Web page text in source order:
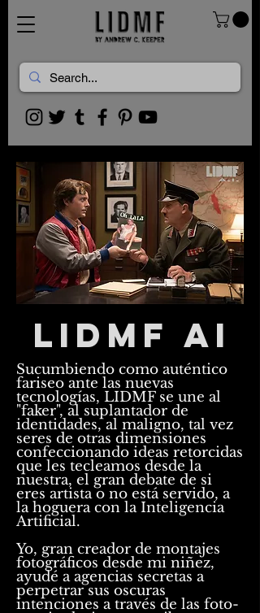
lidmf ai
Sucumbiendo como auténtico
fariseo ante las nuevas
tecnologías, LIDMF se une al
"faker", al suplantador de
identidades, al maligno, tal vez
seres de otras dimensiones
confeccionando ideas retorcidas
que les tecleamos desde la
nuestra, el gran debate de si
eres artista o no está servido, a
la hoguera con la Inteligencia
Artificial.
Yo, gran creador de montajes
fotográficos desde mi niñez,
ayudé a agencias secretas a
perpetrar sus oscuras
intenciones a través de las foto-